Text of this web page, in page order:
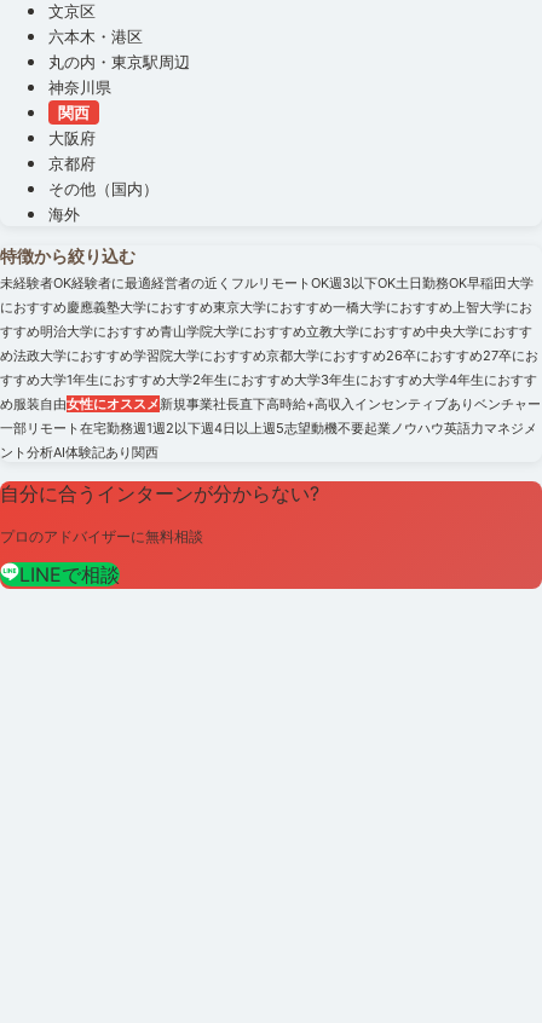
文京区
六本木・港区
丸の内・東京駅周辺
神奈川県
関西
大阪府
京都府
その他（国内）
海外
特徴から絞り込む
未経験者OK経験者に最適経営者の近く フルリモートOK週3以下OK土日勤務OK早稲田大学
におすすめ慶應義塾大学におすすめ東京大学におすすめ一橋大学におすすめ上智大学にお
すすめ明治大学におすすめ青山学院大学におすすめ立教大学におすすめ中央大学におすす
め法政大学におすすめ学習院大学におすすめ京都大学におすすめ26卒におすすめ27卒にお
すすめ大学1年生におすすめ大学2年生におすすめ大学3年生におすすめ大学4年生におすす
め服装自由女性にオススメ新規事業社長直下高時給+高収入 インセンティブありベンチャー
一部リモート在宅勤務週1週2以下週4日以上週5志望動機不要起業ノウハウ英語力マネジメ
ント分析AI体験記あり関西
自分に合うインターンが分からない?
プロのアドバイザーに無料相談
LINEで相談